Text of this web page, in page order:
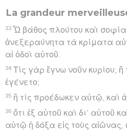
La grandeur
33 Ὦ βάθος πλούτου καὶ
ἀνεξεραύνητα τὰ κρίματα
αἱ ὁδοὶ αὐτοῦ.
34 Τίς γὰρ ἔγνω νοῦν κυρίου;
ἐγένετο;
35 ἢ τίς προέδωκεν αὐτῷ, καὶ
36 ὅτι ἐξ αὐτοῦ καὶ δι’ αὐτοῦ
αὐτῷ ἡ δόξα εἰς τοὺς αἰῶνας,